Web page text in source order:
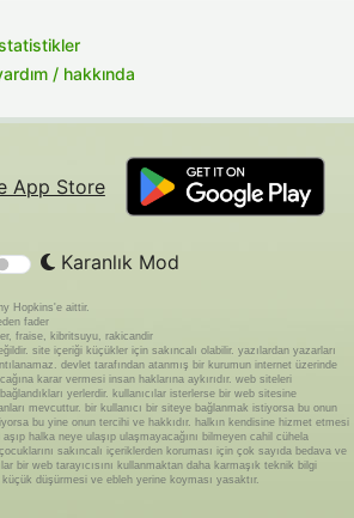
/ hakkında
Karanlık Mod
Hopkins'e aittir.
fader
fraise, kibritsuyu, rakicandir
site içeriği küçükler için sakıncalı olabilir. yazılardan yazarları
devlet tarafından atanmış bir kurumun internet üzerinde
karar vermesi insan haklarına aykırıdır. web siteleri
yerlerdir. kullanıcılar isterlerse bir web sitesine
mevcuttur. bir kullanıcı bir siteye bağlanmak istiyorsa bu onun
bu yine onun tercihi ve hakkıdır. halkın kendisine hizmet etmesi
halka neye ulaşıp ulaşmayacağını bilmeyen cahil cühela
sakıncalı içeriklerden koruması için çok sayıda bedava ve
bir web tarayıcısını kullanmaktan daha karmaşık teknik bilgi
düşürmesi ve ebleh yerine koyması yasaktır.